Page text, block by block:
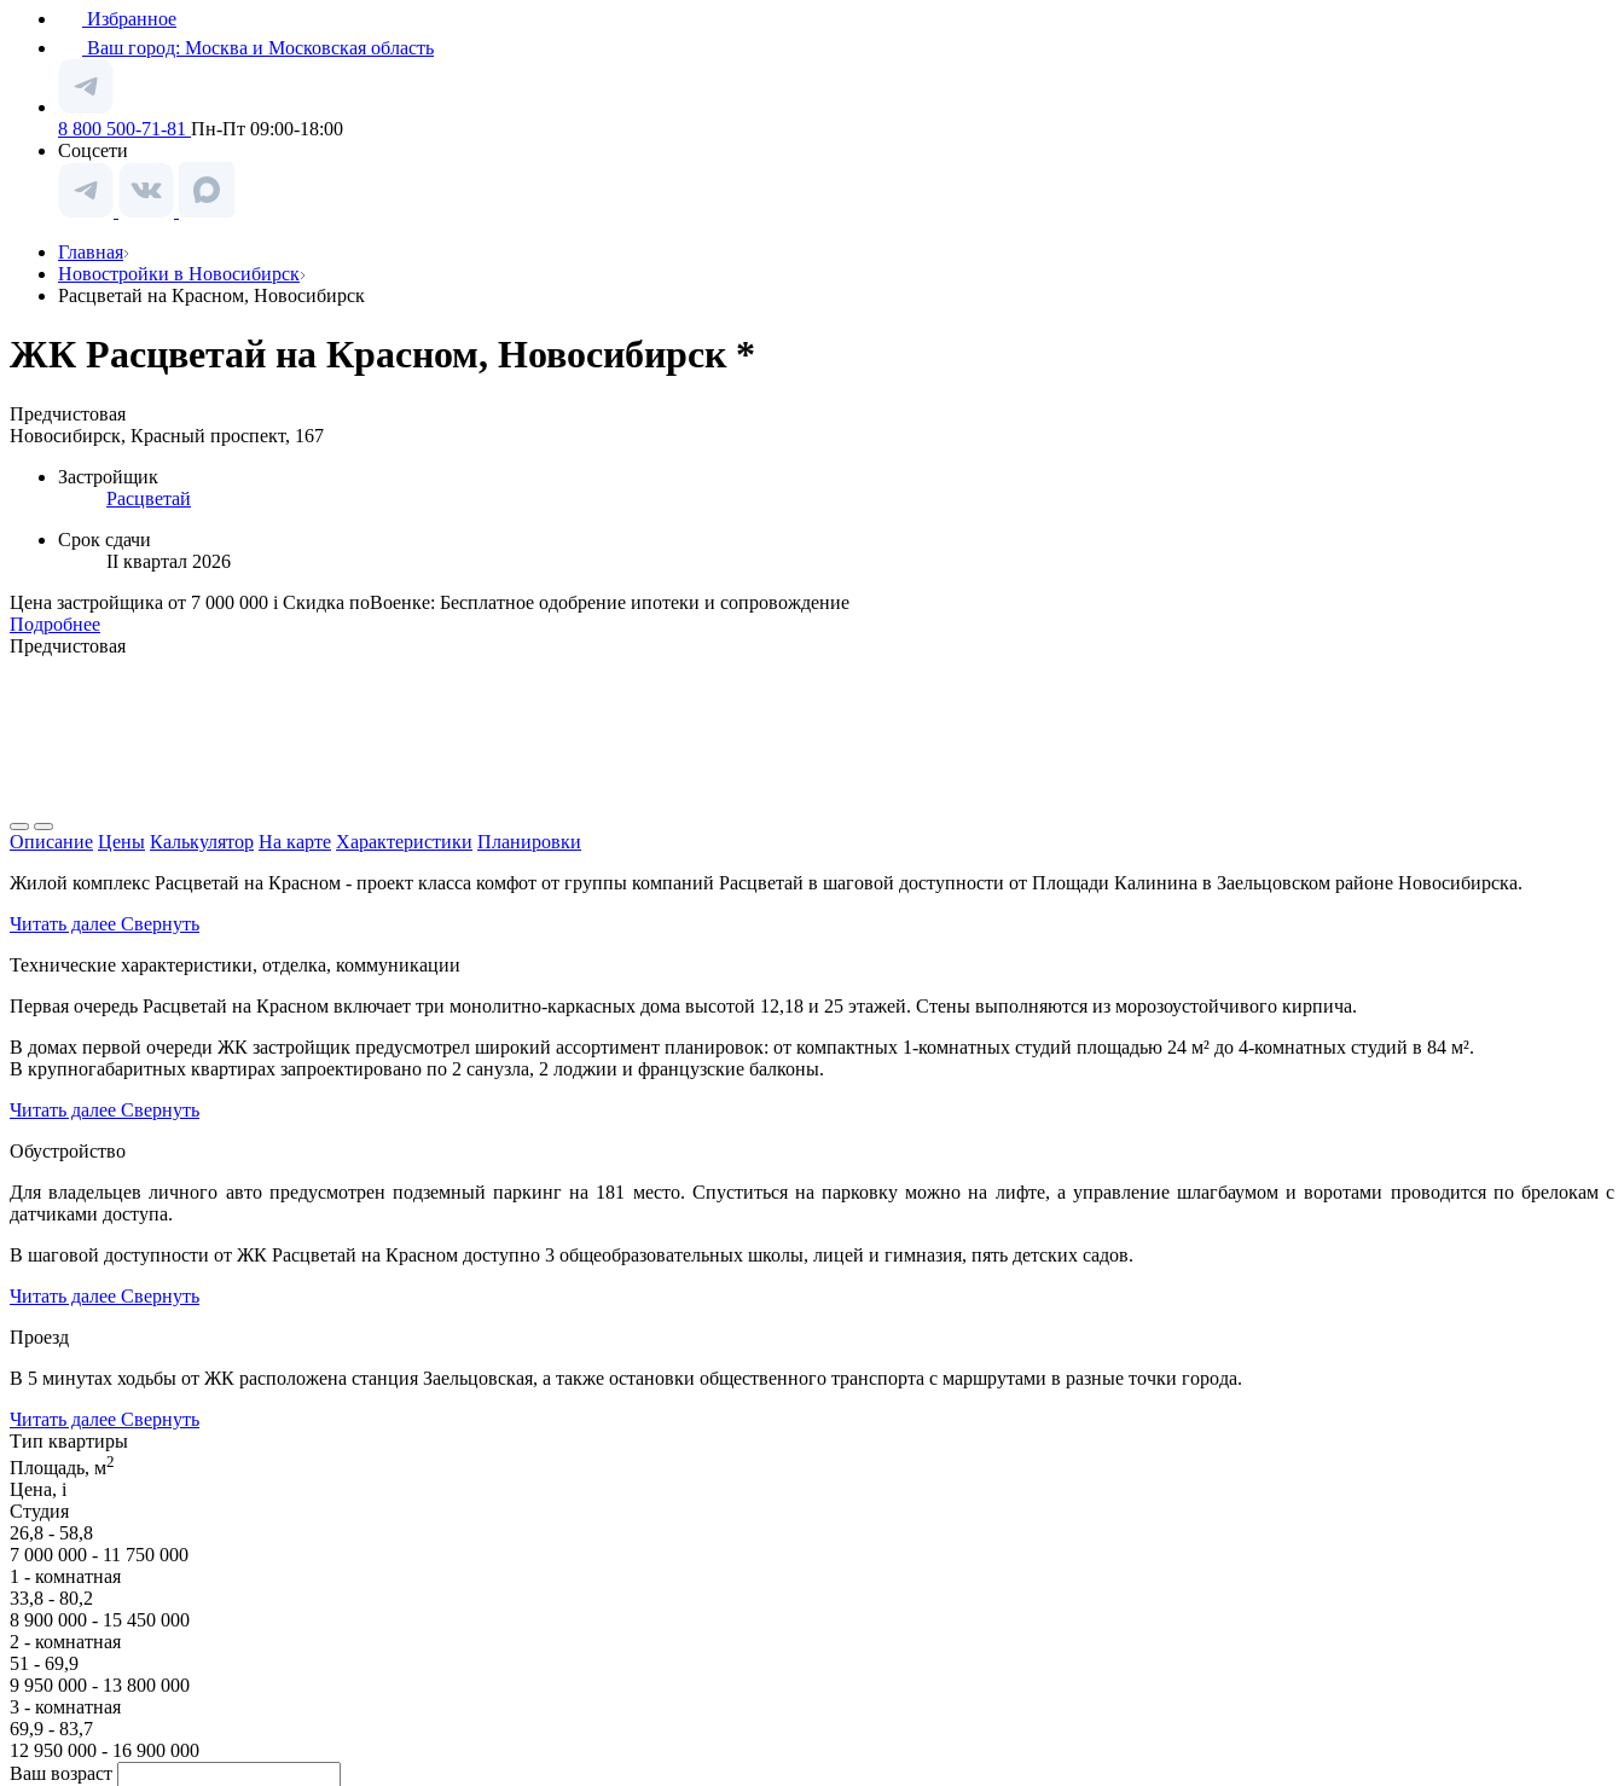
Избранное
Ваш город: Москва и Московская область
8 800 500-71-81 Пн-Пт 09:00-18:00
Соцсети
Главная
Новостройки в Новосибирск
Расцветай на Красном, Новосибирск
ЖК Расцветай на Красном, Новосибирск *
Предчистовая
Новосибирск, Красный проспект, 167
Застройщик
Расцветай
Срок сдачи
II квартал 2026
Цена застройщика от 7 000 000 i Скидка поВоенке: Бесплатное одобрение ипотеки и сопровождение
Подробнее
Предчистовая
Описание Цены Калькулятор На карте Характеристики Планировки
Жилой комплекс Расцветай на Красном - проект класса комфот от группы компаний Расцветай в шаговой доступности от Площади Калинина в Заельцовском районе Новосибирска.
Читать далее Свернуть
Технические характеристики, отделка, коммуникации
Первая очередь Расцветай на Красном включает три монолитно-каркасных дома высотой 12,18 и 25 этажей. Стены выполняются из морозоустойчивого кирпича.
В домах первой очереди ЖК застройщик предусмотрел широкий ассортимент планировок: от компактных 1-комнатных студий площадью 24 м² до 4-комнатных студий в 84 м².
В крупногабаритных квартирах запроектировано по 2 санузла, 2 лоджии и французские балконы.
Читать далее Свернуть
Обустройство
Для владельцев личного авто предусмотрен подземный паркинг на 181 место. Спуститься на парковку можно на лифте, а управление шлагбаумом и воротами проводится по брелокам с
датчиками доступа.
В шаговой доступности от ЖК Расцветай на Красном доступно 3 общеобразовательных школы, лицей и гимназия, пять детских садов.
Читать далее Свернуть
Проезд
В 5 минутах ходьбы от ЖК расположена станция Заельцовская, а также остановки общественного транспорта с маршрутами в разные точки города.
Читать далее Свернуть
Тип квартиры
Площадь, м2
Цена, i
Студия
26,8 - 58,8
7 000 000 - 11 750 000
1 - комнатная
33,8 - 80,2
8 900 000 - 15 450 000
2 - комнатная
51 - 69,9
9 950 000 - 13 800 000
3 - комнатная
69,9 - 83,7
12 950 000 - 16 900 000
Ваш возраст